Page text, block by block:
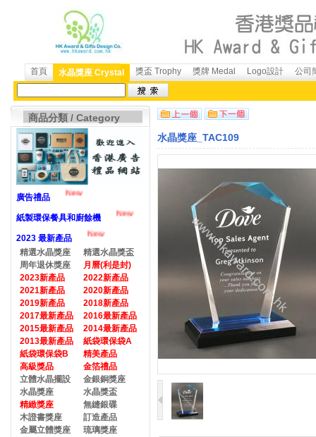
首頁 水晶獎座 Crystal 獎盃 Trophy 獎牌 Medal Logo設計 公司
商品分類 / Category
廣告禮品 New
紙製環保餐具和廚餘機 New
2023 最新產品
New
精選水晶獎座
精選水晶獎盃
周年退休獎座
月曆(利是封)
2023新產品
2022新產品
2021新產品
2020新產品
2019新產品
2018新產品
2017最新產品
2016最新產品
2015最新產品
2014最新產品
2013最新產品
紙袋環保袋A
紙袋環保袋B
精美產品
高級獎品
金箔禮品
立體水晶擺設
金銀銅獎座
水晶獎座
水晶獎盃
精緻獎座
無縫銀碟
木證書獎座
訂造產品
金屬立體獎座
琉璃獎座
水晶獎座_TAC109